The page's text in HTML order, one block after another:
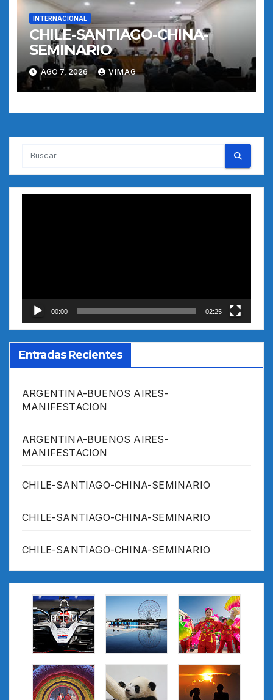
INTERNACIONAL
CHILE-SANTIAGO-CHINA-
SEMINARIO
AGO 7, 2026 VIMAG
00:00 02:25
Entradas Recientes
ARGENTINA-BUENOS AIRES-
MANIFESTACION
ARGENTINA-BUENOS AIRES-
MANIFESTACION
CHILE-SANTIAGO-CHINA-SEMINARIO
CHILE-SANTIAGO-CHINA-SEMINARIO
CHILE-SANTIAGO-CHINA-SEMINARIO